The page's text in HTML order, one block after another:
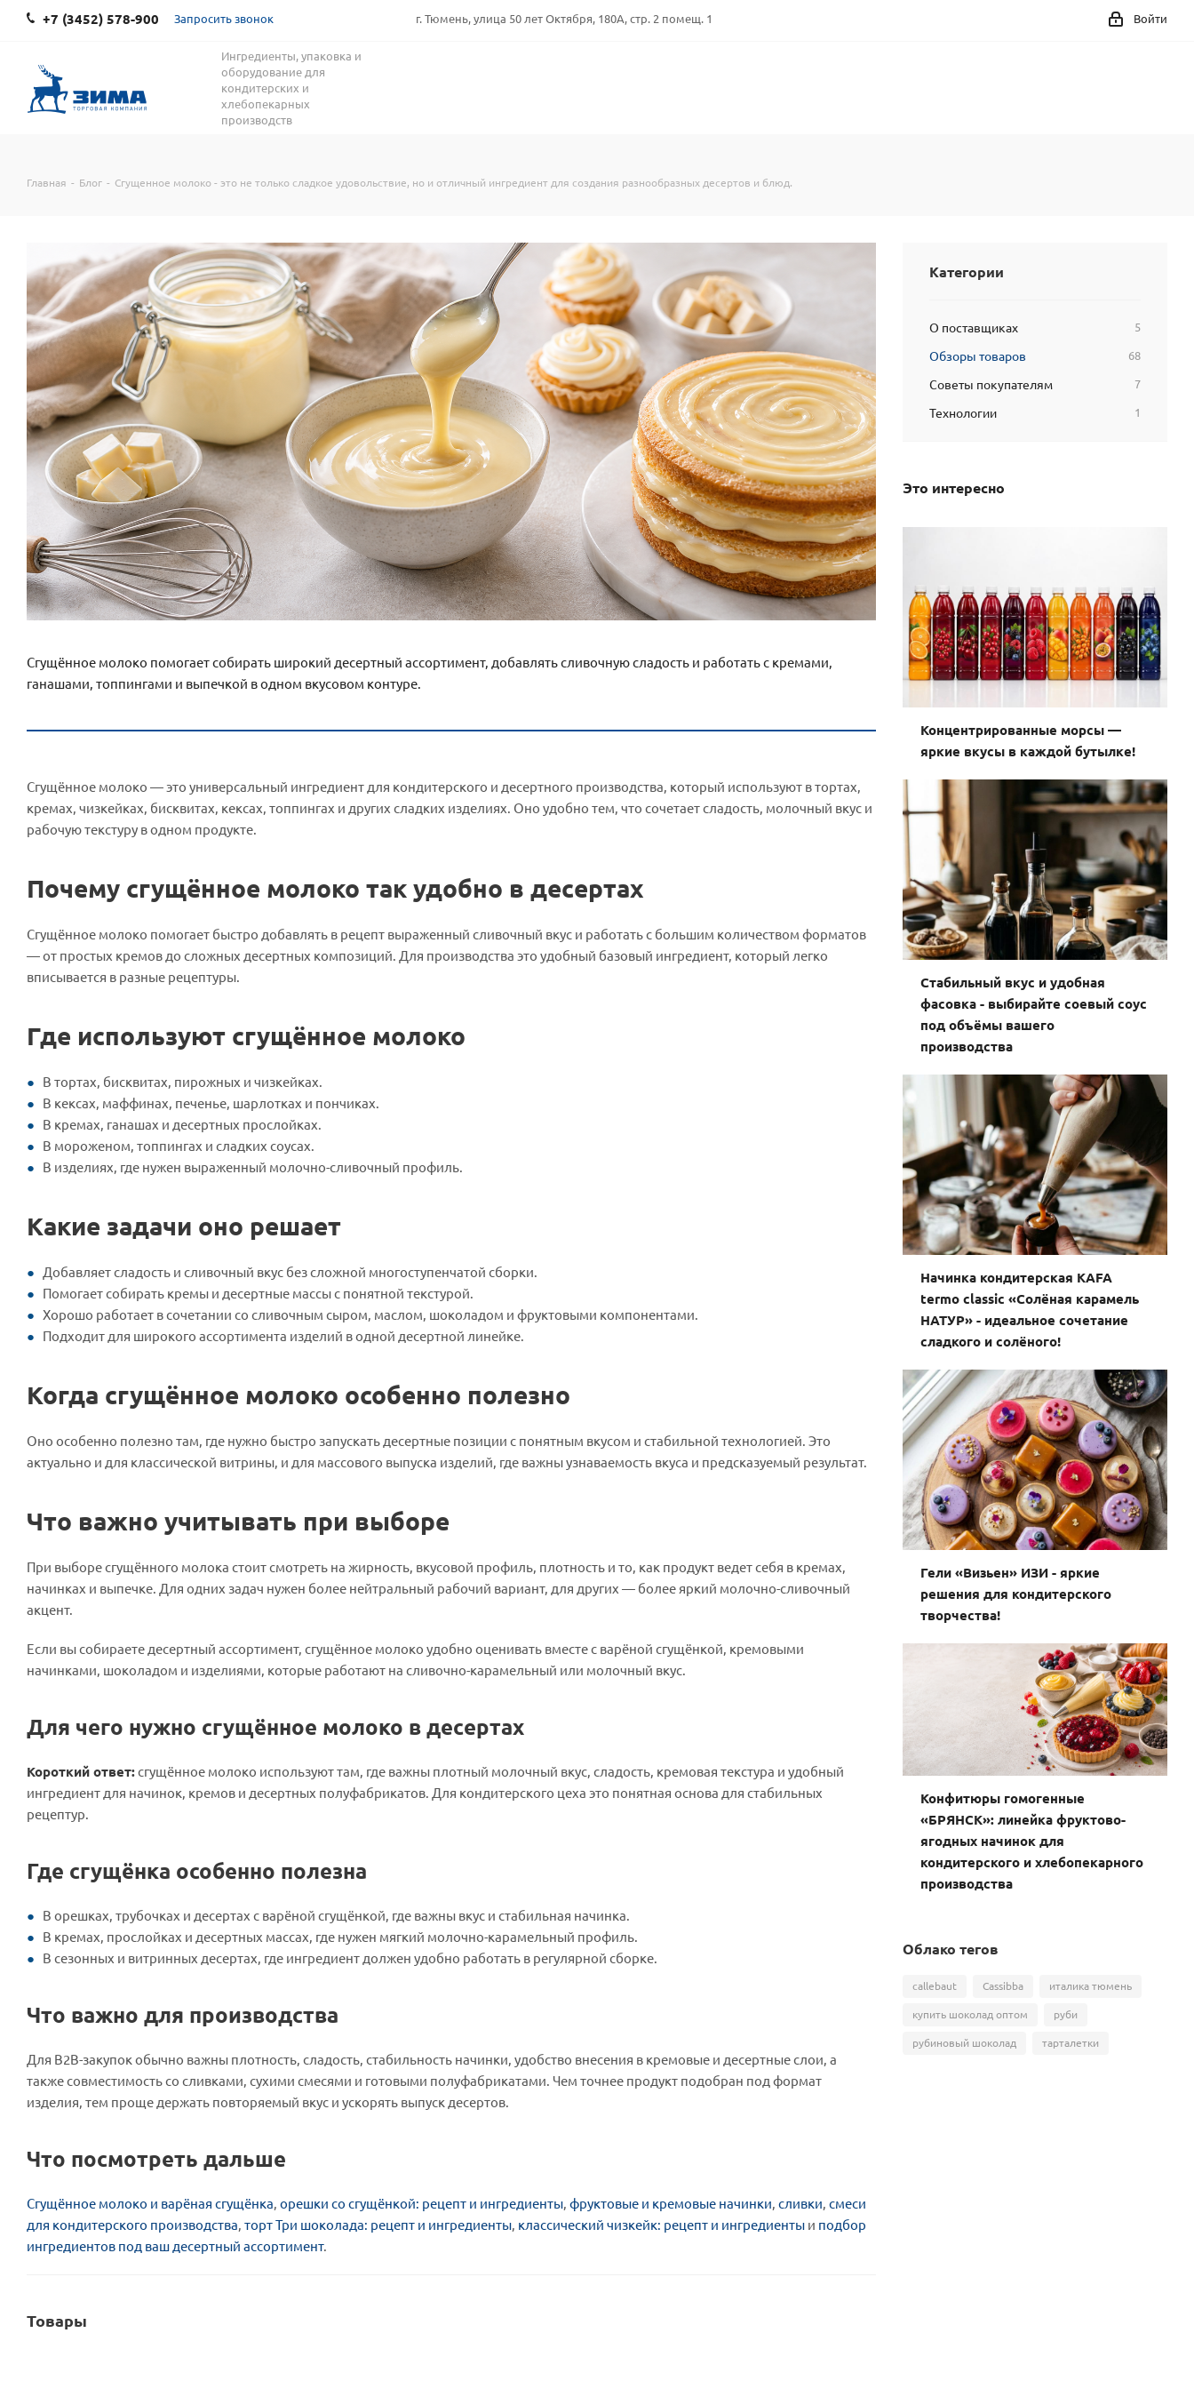
+7 (3452) 578-900 Запросить звонок г. Тюмень, улица 50 лет Октября, 180А, стр. 2 помещ. 1 Войти
Ингредиенты, упаковка и
оборудование для
кондитерских и
хлебопекарных
производств
Главная - Блог - Сгущенное молоко - это не только сладкое удовольствие, но и отличный ингредиент для создания разнообразных десертов и блюд.
Сгущённое молоко помогает собирать широкий десертный ассортимент, добавлять сливочную сладость и работать с кремами,
ганашами, топпингами и выпечкой в одном вкусовом контуре.
Сгущённое молоко — это универсальный ингредиент для кондитерского и десертного производства, который используют в тортах,
кремах, чизкейках, бисквитах, кексах, топпингах и других сладких изделиях. Оно удобно тем, что сочетает сладость, молочный вкус и
рабочую текстуру в одном продукте.
Почему сгущённое молоко так удобно в десертах
Сгущённое молоко помогает быстро добавлять в рецепт выраженный сливочный вкус и работать с большим количеством форматов
— от простых кремов до сложных десертных композиций. Для производства это удобный базовый ингредиент, который легко
вписывается в разные рецептуры.
Где используют сгущённое молоко
В тортах, бисквитах, пирожных и чизкейках.
В кексах, маффинах, печенье, шарлотках и пончиках.
В кремах, ганашах и десертных прослойках.
В мороженом, топпингах и сладких соусах.
В изделиях, где нужен выраженный молочно-сливочный профиль.
Какие задачи оно решает
Добавляет сладость и сливочный вкус без сложной многоступенчатой сборки.
Помогает собирать кремы и десертные массы с понятной текстурой.
Хорошо работает в сочетании со сливочным сыром, маслом, шоколадом и фруктовыми компонентами.
Подходит для широкого ассортимента изделий в одной десертной линейке.
Когда сгущённое молоко особенно полезно
Оно особенно полезно там, где нужно быстро запускать десертные позиции с понятным вкусом и стабильной технологией. Это
актуально и для классической витрины, и для массового выпуска изделий, где важны узнаваемость вкуса и предсказуемый результат.
Что важно учитывать при выборе
При выборе сгущённого молока стоит смотреть на жирность, вкусовой профиль, плотность и то, как продукт ведет себя в кремах,
начинках и выпечке. Для одних задач нужен более нейтральный рабочий вариант, для других — более яркий молочно-сливочный
акцент.
Если вы собираете десертный ассортимент, сгущённое молоко удобно оценивать вместе с варёной сгущёнкой, кремовыми
начинками, шоколадом и изделиями, которые работают на сливочно-карамельный или молочный вкус.
Для чего нужно сгущённое молоко в десертах
Короткий ответ:сгущённое молоко используют там, где важны плотный молочный вкус, сладость, кремовая текстура и удобный
ингредиент для начинок, кремов и десертных полуфабрикатов. Для кондитерского цеха это понятная основа для стабильных
рецептур.
Где сгущёнка особенно полезна
В орешках, трубочках и десертах с варёной сгущёнкой, где важны вкус и стабильная начинка.
В кремах, прослойках и десертных массах, где нужен мягкий молочно-карамельный профиль.
В сезонных и витринных десертах, где ингредиент должен удобно работать в регулярной сборке.
Что важно для производства
Для B2B-закупок обычно важны плотность, сладость, стабильность начинки, удобство внесения в кремовые и десертные слои, а
также совместимость со сливками, сухими смесями и готовыми полуфабрикатами. Чем точнее продукт подобран под формат
изделия, тем проще держать повторяемый вкус и ускорять выпуск десертов.
Что посмотреть дальше
Сгущённое молоко и варёная сгущёнка, орешки со сгущёнкой: рецепт и ингредиенты, фруктовые и кремовые начинки, сливки, смеси
для кондитерского производства, торт Три шоколада: рецепт и ингредиенты, классический чизкейк: рецепт и ингредиенты и подбор
ингредиентов под ваш десертный ассортимент.
Товары
Категории
О поставщиках 5
Обзоры товаров 68
Советы покупателям 7
Технологии 1
Это интересно
Концентрированные морсы —
яркие вкусы в каждой бутылке!
Стабильный вкус и удобная
фасовка - выбирайте соевый соус
под объёмы вашего
производства
Начинка кондитерская KAFA
termo classic «Солёная карамель
НАТУР» - идеальное сочетание
сладкого и солёного!
Гели «Визьен» ИЗИ - яркие
решения для кондитерского
творчества!
Конфитюры гомогенные
«БРЯНСК»: линейка фруктово-
ягодных начинок для
кондитерского и хлебопекарного
производства
Облако тегов
callebaut Cassibba
италика тюмень
купить шоколад оптом
руби
рубиновый шоколад
тарталетки